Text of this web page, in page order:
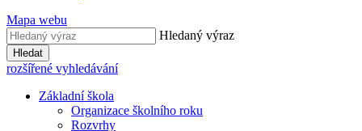
Mapa webu
Hledaný výraz
Hledat
rozšířené vyhledávání
Základní škola
Organizace školního roku
Rozvrhy